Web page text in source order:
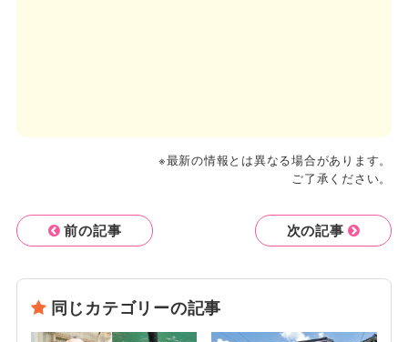
※最新の情報とは異なる場合があります。
ご了承ください。
前の記事 次の記事
同じカテゴリーの記事